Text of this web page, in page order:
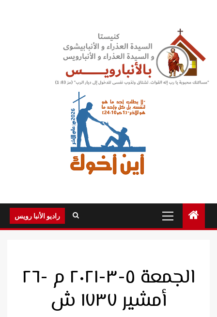
Menu
راديو الأنبا رويس
الجمعة ٥-٣-٢٠٢١ م -٢٦
أمشير ١٧٣٧ ش